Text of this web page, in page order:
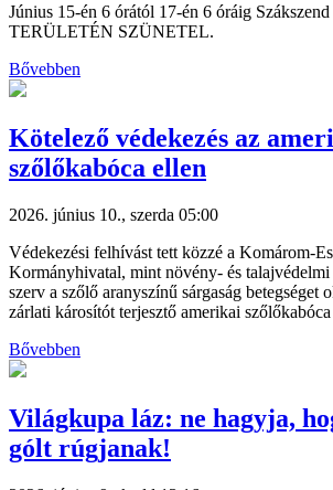
Június 15-én 6 órától 17-én 6 óráig
TERÜLETÉN SZÜNETEL.
Bővebben
Kötelező védekezés az
szőlőkabóca ellen
2026. június 10., szerda 05:00
Védekezési felhívást tett közzé a Komárom-
Kormányhivatal, mint növény- és talajvédelmi
szerv a szőlő aranyszínű sárgaság betegséget
zárlati károsítót terjesztő amerikai
Bővebben
Világkupa láz: ne hagyja,
gólt rúgjanak!